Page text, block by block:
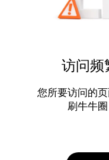
访问频
您所要访问的
刷牛牛